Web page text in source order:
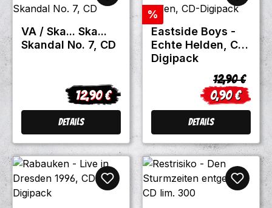
VA / Ska... Ska...
Skandal No. 7, CD
Regulärer Preis:
12,90 €
Details
Rabatt
%
Eastside Boys -
Echte Helden, CD-
Digipack
0,90 €
Regulärer
12,90 €
Details